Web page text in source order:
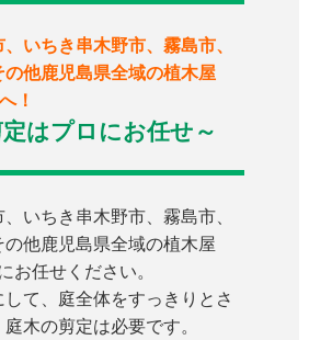
いちき串木野市、霧島市、
他鹿児島県全域の植木屋
！
はプロにお任せ～
いちき串木野市、霧島市、
他鹿児島県全域の植木屋
お任せください。
て、庭全体をすっきりとさ
木の剪定は必要です。